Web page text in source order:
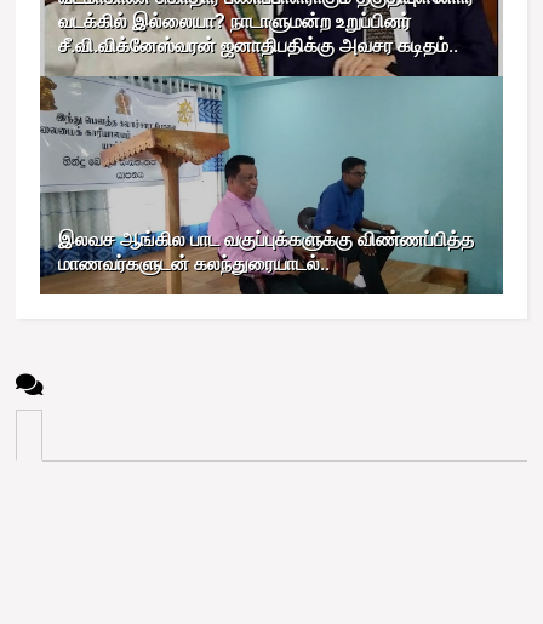
வடக்கில் இல்லையா? நாடாளுமன்ற உறுப்பினர்
சீ.வி.விக்னேஸ்வரன் ஜனாதிபதிக்கு அவசர கடிதம்..
இலவச ஆங்கில பாட வகுப்புக்களுக்கு விண்ணப்பித்த
மாணவர்களுடன் கலந்துரையாடல்..